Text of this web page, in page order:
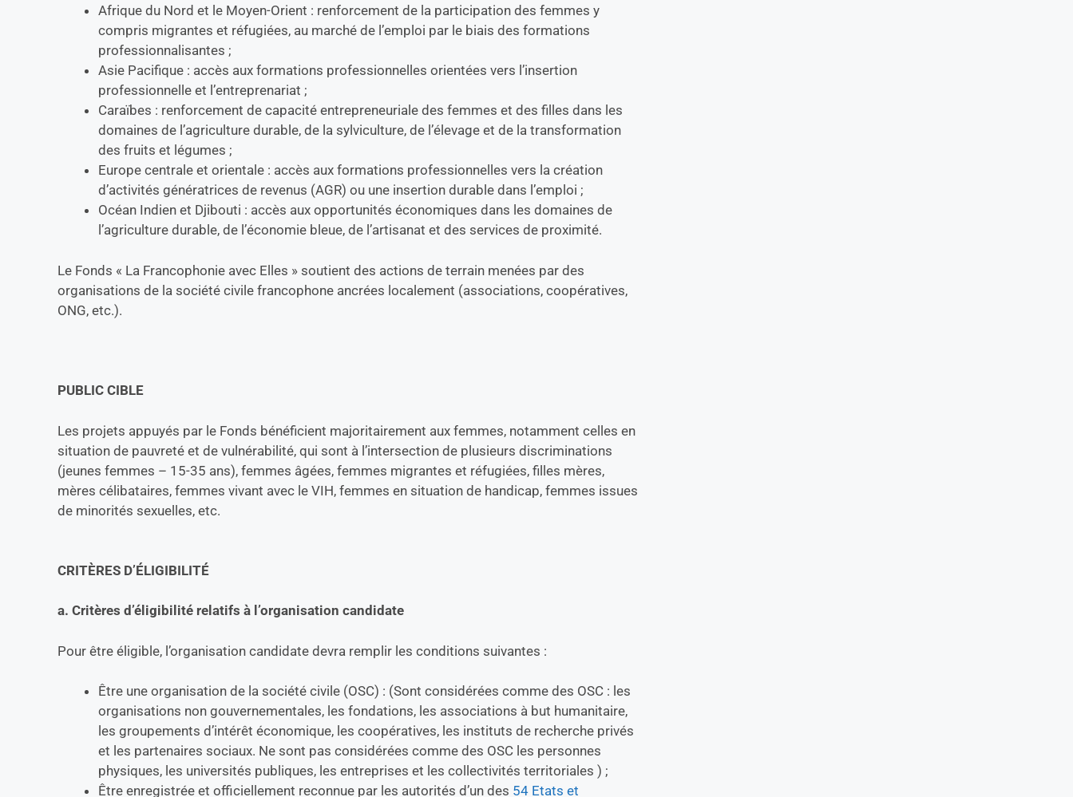
Afrique du Nord et le Moyen-Orient : renforcement de la participation des femmes y
compris migrantes et réfugiées, au marché de l’emploi par le biais des formations
professionnalisantes ;
Asie Pacifique : accès aux formations professionnelles orientées vers l’insertion
professionnelle et l’entreprenariat ;
Caraïbes : renforcement de capacité entrepreneuriale des femmes et des filles dans les
domaines de l’agriculture durable, de la sylviculture, de l’élevage et de la transformation
des fruits et légumes ;
Europe centrale et orientale : accès aux formations professionnelles vers la création
d’activités génératrices de revenus (AGR) ou une insertion durable dans l’emploi ;
Océan Indien et Djibouti : accès aux opportunités économiques dans les domaines de
l’agriculture durable, de l’économie bleue, de l’artisanat et des services de proximité.
Le Fonds « La Francophonie avec Elles » soutient des actions de terrain menées par des
organisations de la société civile francophone ancrées localement (associations, coopératives,
ONG, etc.).
PUBLIC CIBLE
Les projets appuyés par le Fonds bénéficient majoritairement aux femmes, notamment celles en
situation de pauvreté et de vulnérabilité, qui sont à l’intersection de plusieurs discriminations
(jeunes femmes – 15-35 ans), femmes âgées, femmes migrantes et réfugiées, filles mères,
mères célibataires, femmes vivant avec le VIH, femmes en situation de handicap, femmes issues
de minorités sexuelles, etc.
CRITÈRES D’ÉLIGIBILITÉ
a. Critères d’éligibilité relatifs à l’organisation candidate
Pour être éligible, l’organisation candidate devra remplir les conditions suivantes :
Être une organisation de la société civile (OSC) : (Sont considérées comme des OSC : les
organisations non gouvernementales, les fondations, les associations à but humanitaire,
les groupements d’intérêt économique, les coopératives, les instituts de recherche privés
et les partenaires sociaux. Ne sont pas considérées comme des OSC les personnes
physiques, les universités publiques, les entreprises et les collectivités territoriales ) ;
Être enregistrée et officiellement reconnue par les autorités d’un des 54 Etats et